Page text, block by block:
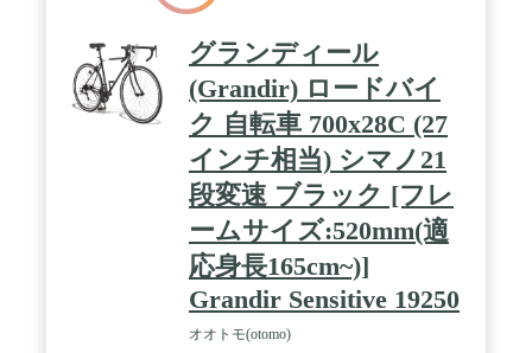
グランディール
(Grandir) ロードバイ
ク 自転車 700x28C (27
インチ相当) シマノ21
段変速 ブラック [フレ
ームサイズ:520mm(適
応身長165cm~)]
Grandir Sensitive 19250
オオトモ(otomo)